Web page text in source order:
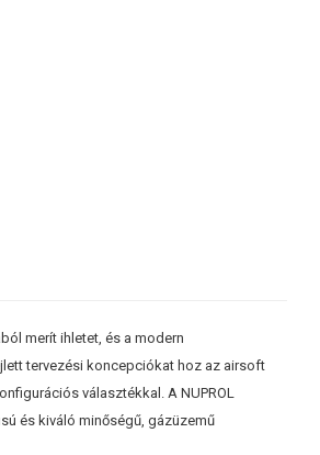
merít ihletet, és a modern
tervezési koncepciókat hoz az airsoft
választékkal. A NUPROL
és kiváló minőségű, gázüzemű